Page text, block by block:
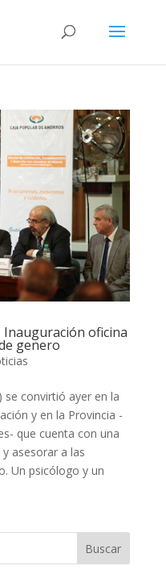
oficina
genero
se convirtió ayer en la
y en la Provincia -
que cuenta con una
asesorar a las
Un psicólogo y un
Buscar